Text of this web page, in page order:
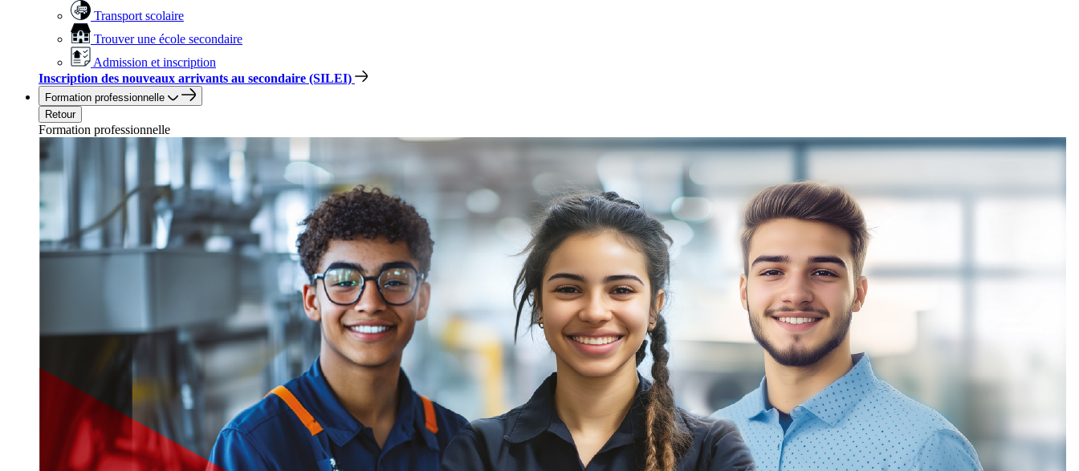
Transport scolaire
Trouver une école secondaire
Admission et inscription
Inscription des nouveaux arrivants au secondaire (SILEI)
Formation professionnelle
Retour
Formation professionnelle